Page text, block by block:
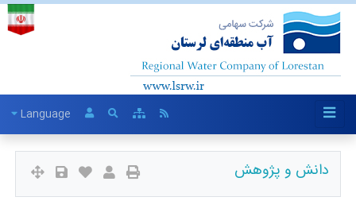
Language
دانش و پژوهش